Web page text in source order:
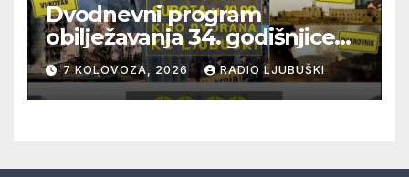
Dvodnevni program
obilježavanja 34. godišnjice
pogibije generala Blaža
Kraljevića i osmorice
pripadnika HOS-a
7 KOLOVOZA, 2026 RADIO LJUBUŠKI